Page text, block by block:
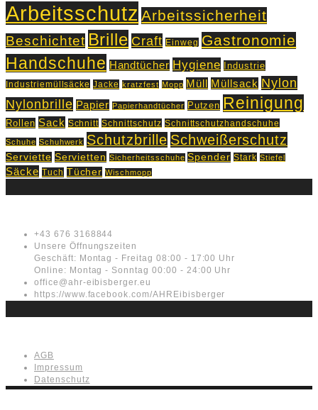
Arbeitsschutz Arbeitssicherheit
Beschichtet Brille Craft Einweg Gastronomie
Handschuhe Handtücher Hygiene Industrie
Industriemüllsäcke Jacke kratzfest Mopp Müll Müllsack Nylon
Nylonbrille Papier Papierhandtücher Putzen Reinigung
Rollen Sack Schnitt Schnittschutz Schnittschutzhandschuhe
Schuhe Schuhwerk Schutzbrille Schweißerschutz
Serviette Servietten Sicherheitsschuhe Spender Stark Stiefel
Säcke Tuch Tücher Wischmopp
+43 676 3168844
Unsere Öffnungszeiten
Geschäft: Montag - Freitag 08:00 - 17:00 Uhr
Online: Montag - Sonntag 00:00 - 24:00 Uhr
office@ahr-eibisberger.eu
https://www.facebook.com/AHREibisberger
AGB
Impressum
Datenschutz